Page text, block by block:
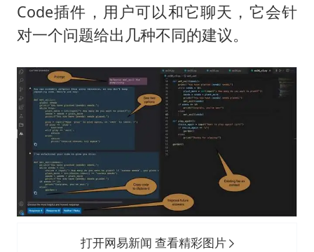
Code插件，用户可以和它聊天，它会针
对一个问题给出几种不同的建议。
打开网易新闻 查看精彩图片